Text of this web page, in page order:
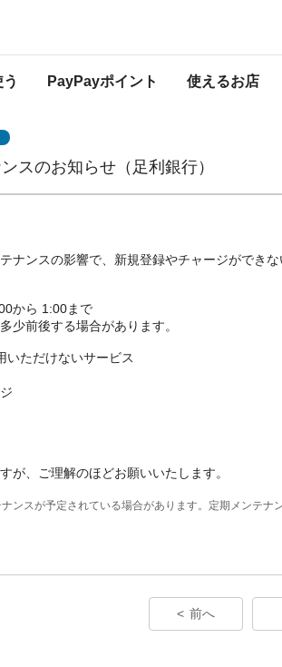
PayPayポイント 使えるお店
PayPayか
スのお知らせ（足利銀行）
ナンスの影響で、新規登録やチャージができな
から 1:00まで
少前後する場合があります。
いただけないサービス
が、ご理解のほどお願いいたします。
ンスが予定されている場合があります。定期メンテナ
前へ